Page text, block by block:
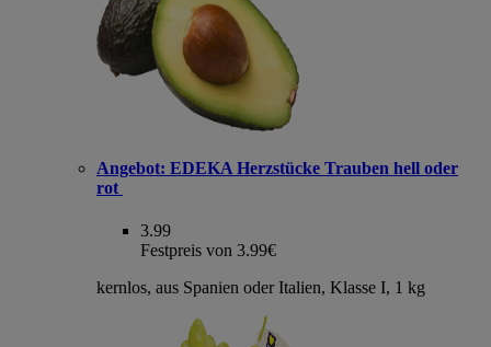
Angebot: EDEKA Herzstücke Trauben hell oder
rot
3.99
Festpreis von 3.99€
kernlos, aus Spanien oder Italien, Klasse I, 1 kg